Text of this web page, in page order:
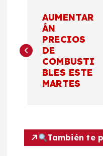
v
a
AUMENTAR
ÁN
PRECIOS
DE
COMBUSTI
BLES ESTE
MARTES
También te